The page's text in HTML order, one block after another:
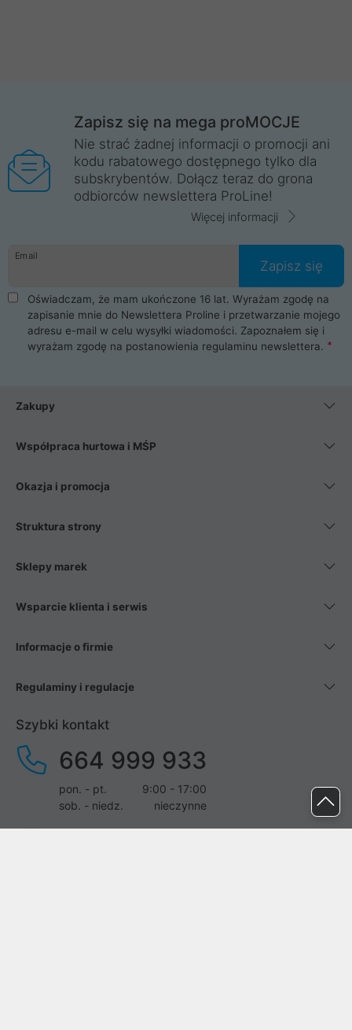
Zapisz się na mega proMOCJE
Nie strać żadnej informacji o promocji ani
kodu rabatowego dostępnego tylko dla
subskrybentów. Dołącz teraz do grona
odbiorców newslettera ProLine!
Więcej informacji
Email
Zapisz się
Oświadczam, że mam ukończone 16 lat. Wyrażam zgodę na
zapisanie mnie do Newslettera Proline i przetwarzanie mojego
adresu e-mail w celu wysyłki wiadomości. Zapoznałem się i
wyrażam zgodę na postanowienia regulaminu newslettera.
Zakupy
Współpraca hurtowa i MŚP
Okazja i promocja
Struktura strony
Sklepy marek
Wsparcie klienta i serwis
Informacje o firmie
Regulaminy i regulacje
Szybki kontakt
664 999 933
pon. - pt.
9:00 - 17:00
sob. - niedz.
nieczynne